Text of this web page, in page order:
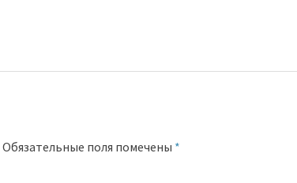
Обязательные поля помечены *